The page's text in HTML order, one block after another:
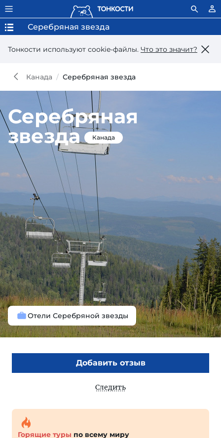
Тонкости используют сookie-файлы. Что это значит?
Серебряная звезда
Канада Серебряная звезда
Серебряная
звезда
Канада
Отели Серебряной звезды
Добавить отзыв
Следить
Горящие туры по всему миру